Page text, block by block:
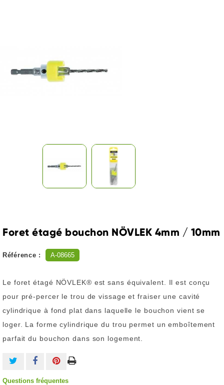
Foret étagé bouchon NÖVLEK 4mm / 10mm
Référence : A-08665
Le foret étagé NÖVLEK® est sans équivalent. Il est conçu
pour pré-percer le trou de vissage et fraiser une cavité
cylindrique à fond plat dans laquelle le bouchon vient se
loger. La forme cylindrique du trou permet un emboîtement
parfait du bouchon dans son logement.
Questions fréquentes